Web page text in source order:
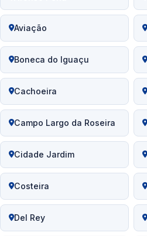
Aviação
Boneca do Iguaçu
Cachoeira
Campo Largo da Roseira
Cidade Jardim
Costeira
Del Rey